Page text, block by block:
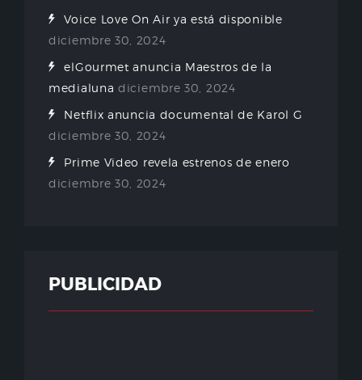
Voice Love On Air ya está disponible
diciembre 30, 2024
elGourmet anuncia Maestros de la
medialuna diciembre 30, 2024
Netflix anuncia documental de Karol G
diciembre 30, 2024
Prime Video revela estrenos de enero
diciembre 30, 2024
PUBLICIDAD